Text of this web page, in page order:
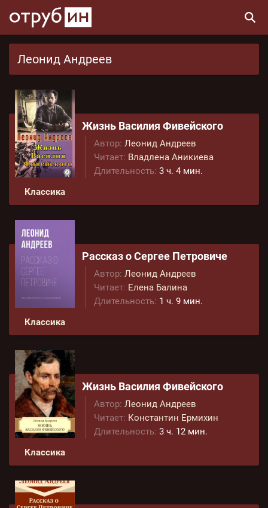
Леонид Андреев
Классика
Жизнь Василия Фивейского
Автор: Леонид Андреев
Читает: Владлена Аникиева
Длительность: 3 ч. 4 мин.
Классика
Рассказ о Сергее Петровиче
Автор: Леонид Андреев
Читает: Елена Балина
Длительность: 1 ч. 9 мин.
Классика
Жизнь Василия Фивейского
Автор: Леонид Андреев
Читает: Константин Ермихин
Длительность: 3 ч. 12 мин.